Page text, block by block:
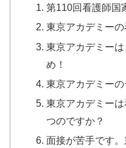
第110回看護師国
東京アカデミー
東京アカデミー
め！
東京アカデミーの
東京アカデミー
つのですか？
面接が苦手です